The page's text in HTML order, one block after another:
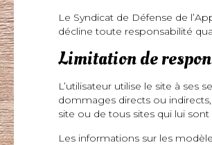
Le Syndicat de Défense de
décline toute responsabilité
Limitation de
L’utilisateur utilise le site à ses
dommages directs ou
site ou de tous sites qui lui
Les informations sur les